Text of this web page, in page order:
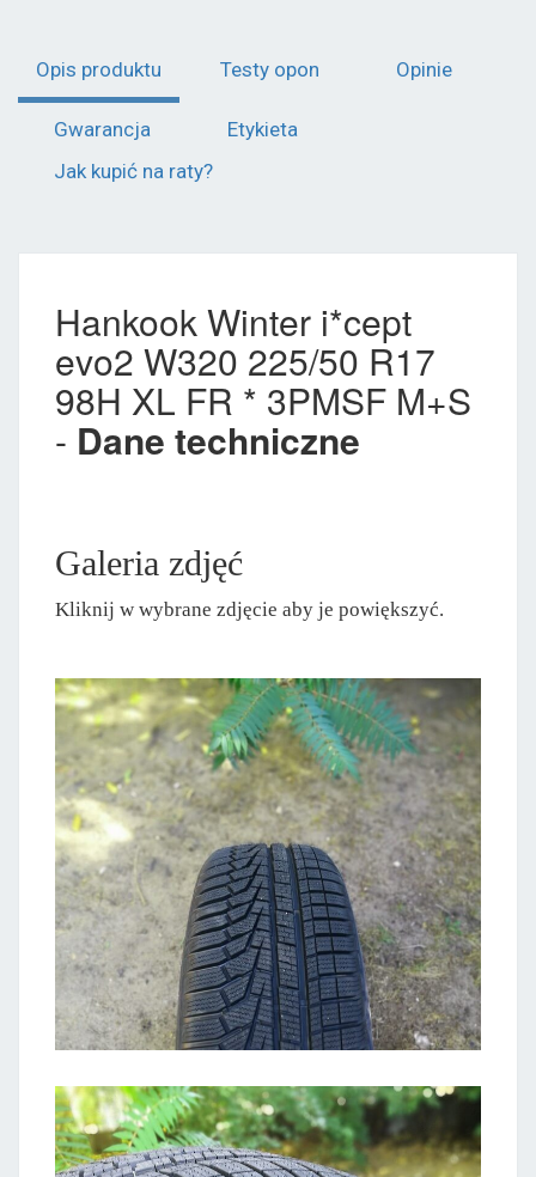
Opis produktu Testy opon Opinie
Gwarancja
Etykieta
Jak kupić na raty?
Hankook Winter i*cept
evo2 W320 225/50 R17
98H XL FR * 3PMSF M+S
- Dane techniczne
Galeria zdjęć
Kliknij w wybrane zdjęcie aby je powiększyć.